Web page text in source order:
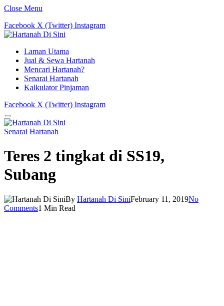
Close Menu
Facebook X (Twitter) Instagram
Laman Utama
Jual & Sewa Hartanah
Mencari Hartanah?
Senarai Hartanah
Kalkulator Pinjaman
Facebook X (Twitter) Instagram
Senarai Hartanah
Teres 2 tingkat di SS19,
Subang
By Hartanah Di SiniFebruary 11, 2019No
Comments1 Min Read